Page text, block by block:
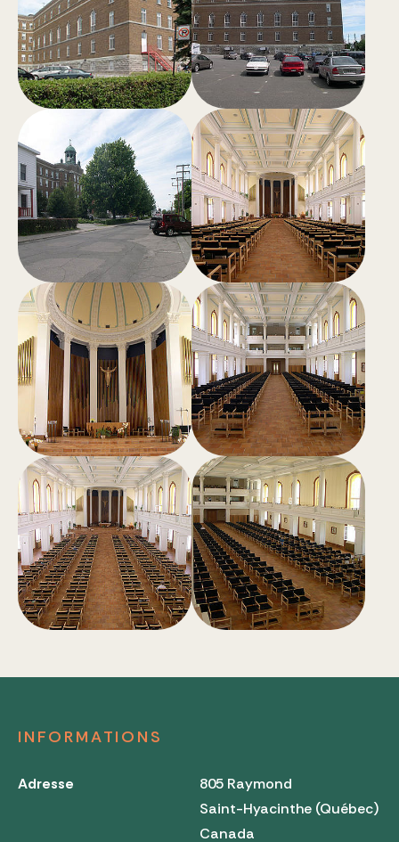
INFORMATIONS
Adresse
805 Raymond
Saint-Hyacinthe (Québec)
Canada